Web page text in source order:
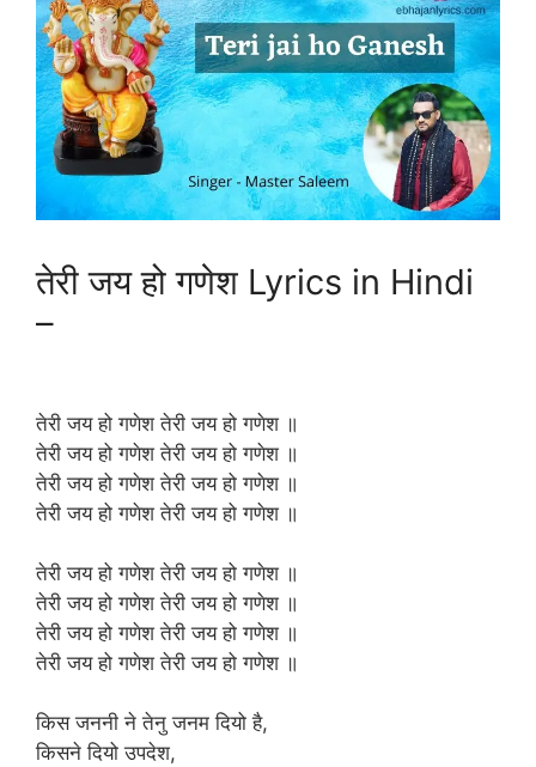
तेरी जय हो गणेश Lyrics in Hindi
–
तेरी जय हो गणेश तेरी जय हो गणेश ॥
तेरी जय हो गणेश तेरी जय हो गणेश ॥
तेरी जय हो गणेश तेरी जय हो गणेश ॥
तेरी जय हो गणेश तेरी जय हो गणेश ॥
तेरी जय हो गणेश तेरी जय हो गणेश ॥
तेरी जय हो गणेश तेरी जय हो गणेश ॥
तेरी जय हो गणेश तेरी जय हो गणेश ॥
तेरी जय हो गणेश तेरी जय हो गणेश ॥
किस जननी ने तेनु जनम दियो है,
किसने दियो उपदेश,